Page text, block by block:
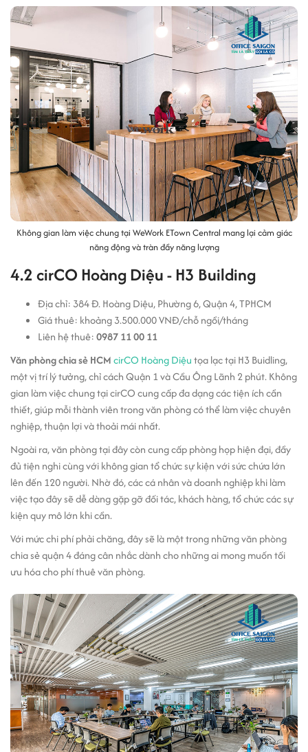
Không gian làm việc chung tại WeWork ETown Central mang lại cảm giác
năng động và tràn đầy năng lượng
4.2 cirCO Hoàng Diệu - H3 Building
Địa chỉ: 384 Đ. Hoàng Diệu, Phường 6, Quận 4, TPHCM
Giá thuê: khoảng 3.500.000 VNĐ/chỗ ngồi/tháng
Liên hệ thuê:0987 11 00 11
Văn phòng chia sẻ HCMcirCO Hoàng Diệutọa lạc tại H3 Buidling,
một vị trí lý tưởng, chỉ cách Quận 1 và Cầu Ông Lãnh 2 phút. Không
gian làm việc chung tại cirCO cung cấp đa dạng các tiện ích cần
thiết, giúp mỗi thành viên trong văn phòng có thể làm việc chuyên
nghiệp, thuận lợi và thoải mái nhất.
Ngoài ra, văn phòng tại đây còn cung cấp phòng họp hiện đại, đầy
đủ tiện nghi cùng với không gian tổ chức sự kiện với sức chứa lớn
lên đến 120 người. Nhờ đó, các cá nhân và doanh nghiệp khi làm
việc tạo đây sẽ dễ dàng gặp gỡ đối tác, khách hàng, tổ chức các sự
kiện quy mô lớn khi cần.
Với mức chi phí phải chăng, đây sẽ là một trong những văn phòng
chia sẻ quận 4 đáng cân nhắc dành cho những ai mong muốn tối
ưu hóa cho phí thuê văn phòng.